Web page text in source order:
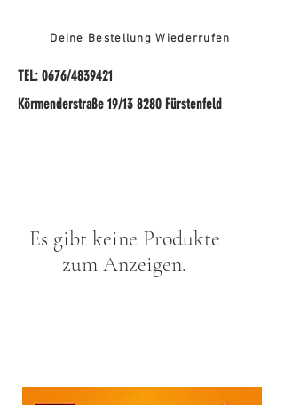
Deine Bestellung Wiederrufen
TEL: 0676/4839421
Körmenderstraße 19/13 8280 Fürstenfeld
Es gibt keine Produkte
zum Anzeigen.